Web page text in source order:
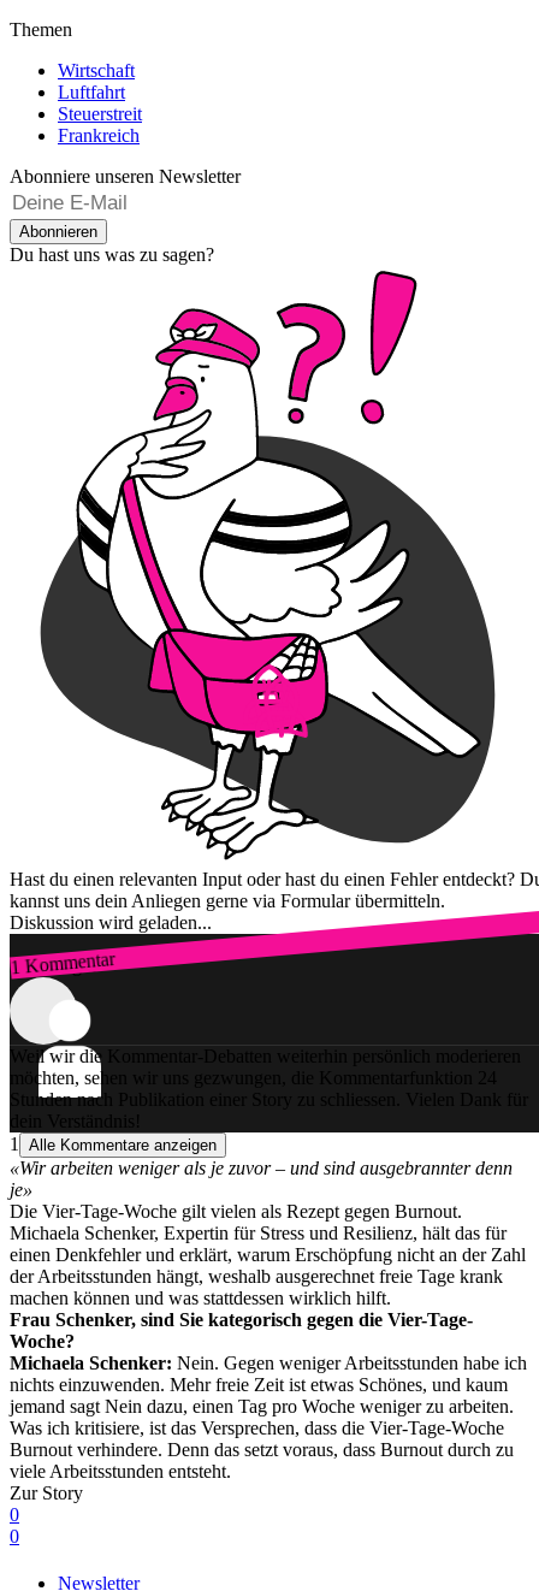
Themen
Wirtschaft
Luftfahrt
Steuerstreit
Frankreich
Abonniere unseren Newsletter
Abonnieren
Du hast uns was zu sagen?
Hast du einen relevanten Input oder hast du einen Fehler entdeckt?
kannst uns dein Anliegen gerne via Formular übermitteln.
Diskussion wird geladen...
1 Kommentar
Zum Login
Weil wir die Kommentar-Debatten weiterhin persönlich moderieren
möchten, sehen wir uns gezwungen, die Kommentarfunktion 24
Stunden nach Publikation einer Story zu schliessen. Vielen Dank für
dein Verständnis!
1
Alle Kommentare anzeigen
«Wir arbeiten weniger als je zuvor – und sind ausgebrannter denn
je»
Die Vier-Tage-Woche gilt vielen als Rezept gegen Burnout.
Michaela Schenker, Expertin für Stress und Resilienz, hält das für
einen Denkfehler und erklärt, warum Erschöpfung nicht an der Zahl
der Arbeitsstunden hängt, weshalb ausgerechnet freie Tage krank
machen können und was stattdessen wirklich hilft.
Frau Schenker, sind Sie kategorisch gegen die Vier-Tage-
Woche?
Michaela Schenker: Nein. Gegen weniger Arbeitsstunden habe ich
nichts einzuwenden. Mehr freie Zeit ist etwas Schönes, und kaum
jemand sagt Nein dazu, einen Tag pro Woche weniger zu arbeiten.
Was ich kritisiere, ist das Versprechen, dass die Vier-Tage-Woche
Burnout verhindere. Denn das setzt voraus, dass Burnout durch zu
viele Arbeitsstunden entsteht.
Zur Story
0
0
Newsletter